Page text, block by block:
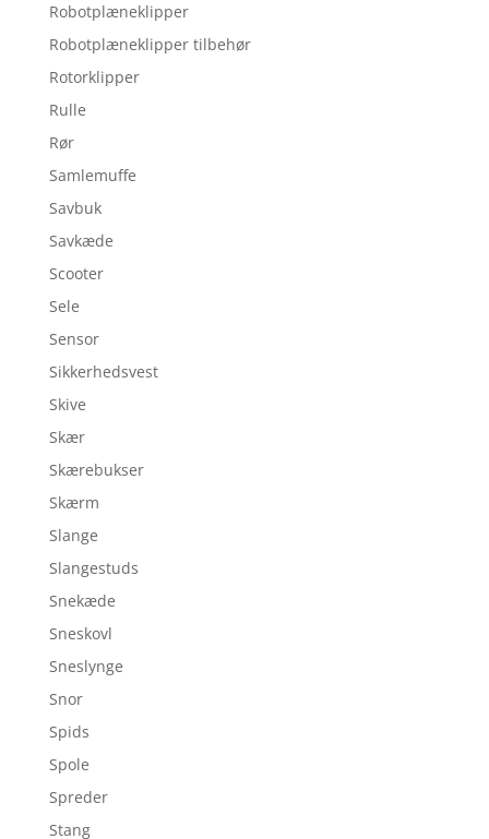
Robotplæneklipper
Robotplæneklipper tilbehør
Rotorklipper
Rulle
Rør
Samlemuffe
Savbuk
Savkæde
Scooter
Sele
Sensor
Sikkerhedsvest
Skive
Skær
Skærebukser
Skærm
Slange
Slangestuds
Snekæde
Sneskovl
Sneslynge
Snor
Spids
Spole
Spreder
Stang